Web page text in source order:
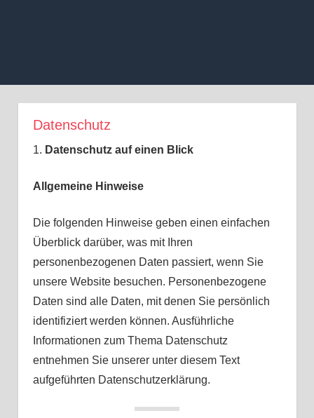
Datenschutz
1. Datenschutz auf einen Blick
Allgemeine Hinweise
Die folgenden Hinweise geben einen einfachen
Überblick darüber, was mit Ihren
personenbezogenen Daten passiert, wenn Sie
unsere Website besuchen. Personenbezogene
Daten sind alle Daten, mit denen Sie persönlich
identifiziert werden können. Ausführliche
Informationen zum Thema Datenschutz
entnehmen Sie unserer unter diesem Text
aufgeführten Datenschutzerklärung.